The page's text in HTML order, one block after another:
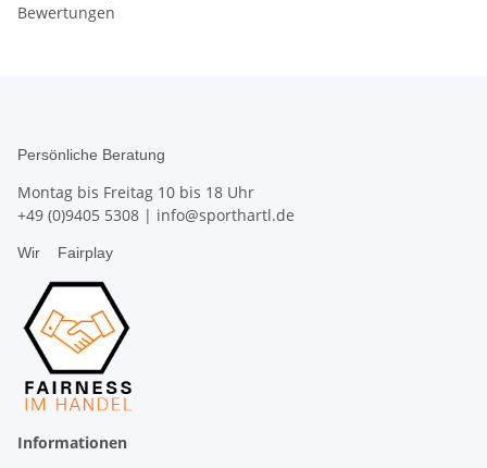
Bewertungen
Persönliche Beratung
Montag bis Freitag 10 bis 18 Uhr
+49 (0)9405 5308 | info@sporthartl.de
Wir Fairplay
Informationen